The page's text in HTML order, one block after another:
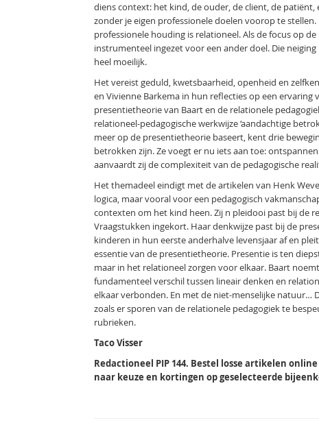
diens context: het kind, de ouder, de client, de
zonder je eigen professionele doelen voorop te
professionele houding is relationeel. Als de focus op
instrumenteel ingezet voor een ander doel. Die
heel moeilijk.
Het vereist geduld, kwetsbaarheid, openheid en
en Vivienne Barkema in hun reflecties op een ervaring
presentietheorie van Baart en de relationele
relationeel-pedagogische werkwijze ‘aandachtige
meer op de presentietheorie baseert, kent drie
betrokken zijn. Ze voegt er nu iets aan toe:
aanvaardt zij de complexiteit van de pedagogische
Het themadeel eindigt met de artikelen van Henk
logica, maar vooral voor een pedagogisch
contexten om het kind heen. Zij n pleidooi past bij de
Vraagstukken ingekort. Haar denkwijze past bij de
kinderen in hun eerste anderhalve levensjaar af en
essentie van de presentietheorie. Presentie is ten
maar in het relationeel zorgen voor elkaar. Baart
fundamenteel verschil tussen lineair denken en
elkaar verbonden. En met de niet-menselijke natuur…
zoals er sporen van de relationele pedagogiek te
rubrieken.
Taco Visser
Redactioneel PIP 144. Bestel losse artikelen online
naar keuze en kortingen op geselecteerde